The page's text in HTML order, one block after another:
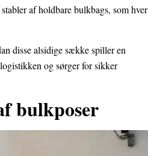
af holdbare bulkbags, som hver
disse alsidige sække spiller en
og sørger for sikker
bulkposer